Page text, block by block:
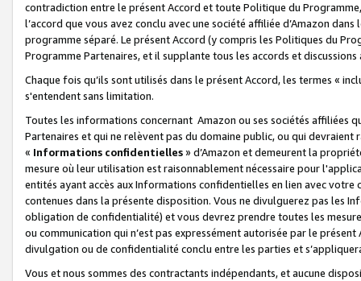
contradiction entre le présent Accord et toute Politique du
l’accord que vous avez conclu avec une société affiliée d’Amazon
programme séparé. Le présent Accord (y compris les Politiques du
Programme Partenaires, et il supplante tous les accords et discussions
Chaque fois qu’ils sont utilisés dans le présent Accord, les termes «
s'entendent sans limitation.
Toutes les informations concernant Amazon ou ses sociétés affiliées
Partenaires et qui ne relèvent pas du domaine public, ou qui
« Informations confidentielles» d’Amazon et demeurent la
mesure où leur utilisation est raisonnablement nécessaire pour
entités ayant accès aux Informations confidentielles en lien avec
contenues dans la présente disposition. Vous ne divulguerez pas les
obligation de confidentialité) et vous devrez prendre toutes les
ou communication qui n’est pas expressément autorisée par le
divulgation ou de confidentialité conclu entre les parties et
Vous et nous sommes des contractants indépendants, et aucune